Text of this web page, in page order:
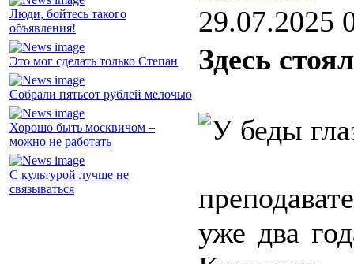
Люди, бойтесь такого
объявления!
Это мог сделать только Степан
Собрали пятьсот рублей мелочью
Хорошо быть москвичом –
можно не работать
С культурой лучше не
связываться
29.07.2025
Здесь
уже два